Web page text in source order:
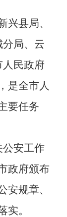
兴县局、
局、云
人民政府
是全市人
要任务
安工作
政府颁布
安规章、
实。